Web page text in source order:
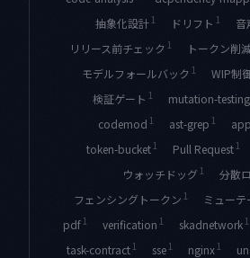
抽象化設計 1 ドリフト 1 音
リリース前チェック 1 トークン削
モデルフォールバック 1 WIP制
検証ゲート 1 mutation-testing
codemod 1 ast-grep 1
token-bucket 1 Pull Request 1
ウォッチドッグ 1 分散
フェンシングトークン 1 ミュー
pdf 1 verification 1 skadnetwork 1
task-contract 1 sse 1 nginx 1